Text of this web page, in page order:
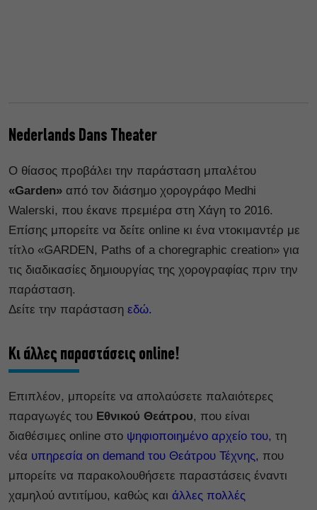
Nederlands Dans Theater
Ο θίασος προβάλει την παράσταση μπαλέτου
«Garden» από τον διάσημο χορογράφο Medhi
Walerski, που έκανε πρεμιέρα στη Χάγη το 2016.
Επίσης μπορείτε να δείτε online κι ένα ντοκιμαντέρ με
τίτλο «GARDEN, Paths of a choregraphic creation» για
τις διαδικασίες δημιουργίας της χορογραφίας πριν την
παράσταση.
Δείτε την παράσταση εδώ.
Κι άλλες παραστάσεις online!
Επιπλέον, μπορείτε να απολαύσετε παλαιότερες
παραγωγές του Εθνικού Θεάτρου, που είναι
διαθέσιμες online στο ψηφιοποιημένο αρχείο του, τη
νέα υπηρεσία on demand του Θεάτρου Τέχνης, που
μπορείτε να παρακολουθήσετε παραστάσεις έναντι
χαμηλού αντιτίμου, καθώς και άλλες πολλές